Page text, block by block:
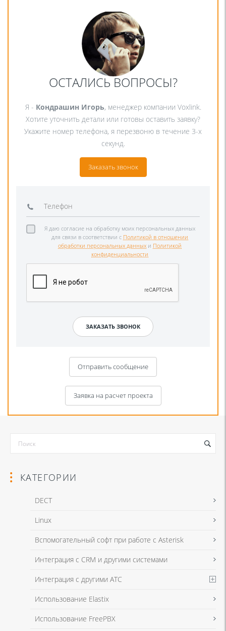
ОСТАЛИСЬ ВОПРОСЫ?
Я - Кондрашин Игорь, менеджер компании Voxlink.
Хотите уточнить детали или готовы оставить заявку?
Укажите номер телефона, я перезвоню в течение 3-х
секунд.
Заказать звонок
Я даю согласие на обработку моих персональных данных
для связи в соответствии с Политикой в отношении
обработки персональных данных и Политикой
конфиденциальности
Отправить сообщение
Я даю согласие на обработку моих персональных данных для связи
в соответствии сПолитикой в отношении обработки персональных
Заявка на расчет проекта
Я даю согласие на обработку моих персональных данных для связи
в соответствии с Политикой в отношении обработки персональных
КАТЕГОРИИ
DECT
Linux
Вспомогательный софт при работе с Asterisk
Интеграция с CRM и другими системами
Интеграция с другими АТС
Использование Elastix
Использование FreePBX